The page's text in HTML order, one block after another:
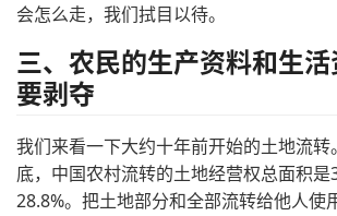
会怎么走，我们拭目以待。
三、农民的生产资料和生
要剥夺
我们来看一下大约十年前开始的土地流转
底，中国农村流转的土地经营权总面积是
28.8%。把土地部分和全部流转给他人使